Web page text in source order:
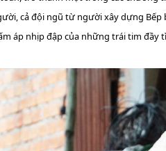
cả đội ngũ từ người xây dựng
áp nhịp đập của những trái tim đầy